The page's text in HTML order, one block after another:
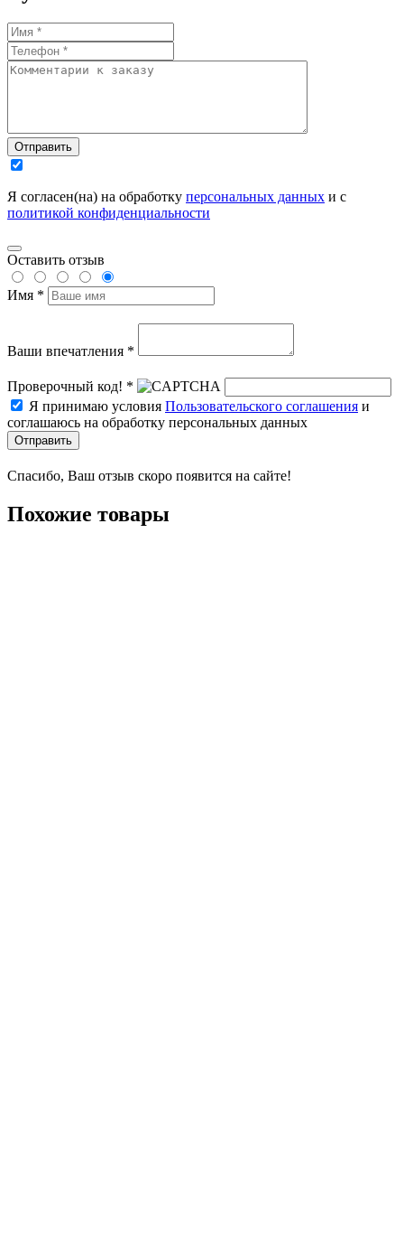
Отправить
Я согласен(на) на обработку персональных данных и с
политикой конфиденциальности
Оставить отзыв
Имя *
Ваши впечатления *
Проверочный код! *
Я принимаю условия Пользовательского соглашения и
соглашаюсь на обработку персональных данных
Отправить
Спасибо, Ваш отзыв скоро появится на сайте!
Похожие товары